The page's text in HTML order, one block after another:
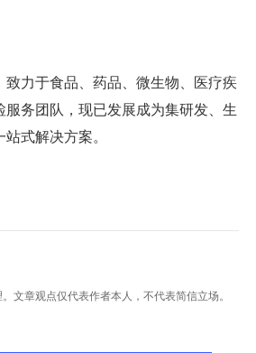
力于食品、药品、微生物、医疗疾
务团队，现已发展成为集研发、生
式解决方案。
文章观点仅代表作者本人，不代表简信立场。